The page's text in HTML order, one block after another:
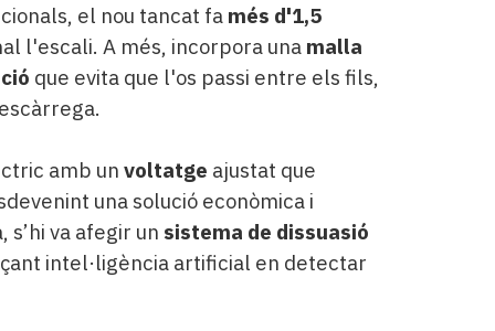
el nou tancat fa més d'1,5
l'escali. A més, incorpora una malla
que evita que l'os passi entre els fils,
amb un voltatge ajustat que
una solució econòmica i
va afegir un sistema de dissuasió
intel·ligència artificial en detectar